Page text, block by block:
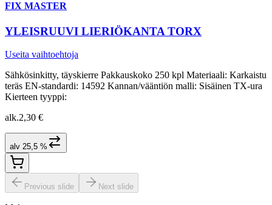
FIX MASTER
YLEISRUUVI LIERIÖKANTA TORX
Useita vaihtoehtoja
Sähkösinkitty, täyskierre Pakkauskoko 250 kpl Materiaali: Karkaistu
teräs EN-standardi: 14592 Kannan/vääntiön malli: Sisäinen TX-ura
Kierteen tyyppi:
alk.2,30 €
alv 25,5 %
Previous slide Next slide